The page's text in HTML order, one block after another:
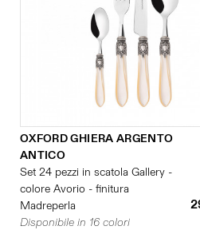
OXFORD GHIERA ARGENTO
ANTICO
Set 24 pezzi in scatola Gallery -
colore Avorio - finitura
Madreperla
Disponibile in 16 colori